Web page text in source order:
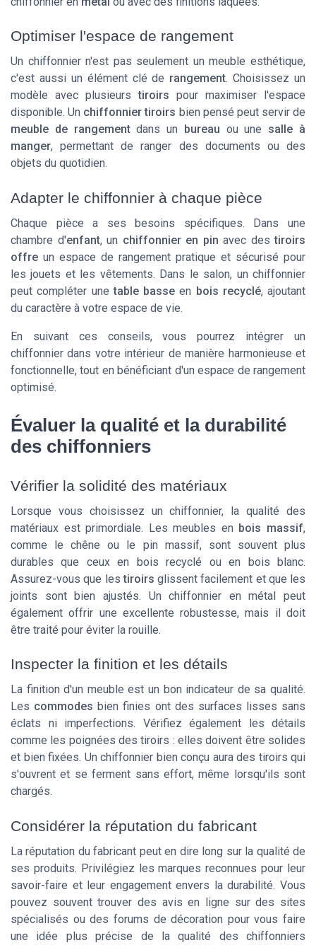
Optimiser l'espace de rangement
Un chiffonnier n'est pas seulement un meuble esthétique,
c'est aussi un élément clé de rangement. Choisissez un
modèle avec plusieurstiroirs pour maximiser l'espace
disponible. Un chiffonnier tiroirs bien pensé peut servir de
meuble de rangementdans un bureau ou une salle à
manger, permettant de ranger des documents ou des
objets du quotidien.
Adapter le chiffonnier à chaque pièce
Chaque pièce a ses besoins spécifiques. Dans une
chambre d'enfant, un chiffonnier en pin avec destiroirs
offre un espace de rangement pratique et sécurisé pour
les jouets et les vêtements. Dans le salon, un chiffonnier
peut compléter unetable basse en bois recyclé, ajoutant
du caractère à votre espace de vie.
En suivant ces conseils, vous pourrez intégrer un
chiffonnier dans votre intérieur de manière harmonieuse et
fonctionnelle, tout en bénéficiant d'un espace de rangement
optimisé.
Évaluer la qualité et la durabilité
des chiffonniers
Vérifier la solidité des matériaux
Lorsque vous choisissez un chiffonnier, la qualité des
matériaux est primordiale. Les meubles en bois massif,
comme lechêne ou le pin massif, sont souvent plus
durables que ceux en bois recyclé ou en bois blanc.
Assurez-vous que lestiroirs glissent facilement et que les
joints sont bien ajustés. Un chiffonnier enmétal peut
également offrir une excellente robustesse, mais il doit
être traité pour éviter la rouille.
Inspecter la finition et les détails
La finition d'un meuble est un bon indicateur de sa qualité.
Les commodes bien finies ont des surfaces lisses sans
éclats ni imperfections. Vérifiez également les détails
comme les poignées destiroirs : elles doivent être solides
et bien fixées. Un chiffonnier bien conçu aura des tiroirs qui
s'ouvrent et se ferment sans effort, même lorsqu'ils sont
chargés.
Considérer la réputation du fabricant
La réputation du fabricant peut en dire long sur la qualité de
ses produits. Privilégiez les marques reconnues pour leur
savoir-faire et leur engagement envers la durabilité. Vous
pouvez souvent trouver des avis en ligne sur des sites
spécialisés ou des forums de décoration pour vous faire
une idée plus précise de la qualité des chiffonniers